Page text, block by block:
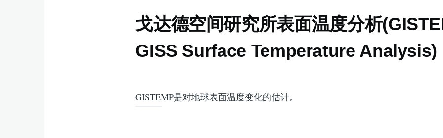
戈达德空间研究所表面温度分析
GISS Surface Temperature Analysis)
GISTEMP是对地球表面温度变化的估计。